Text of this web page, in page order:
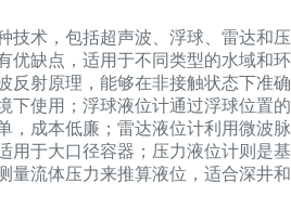
技术，包括超声波、浮球、雷达和压
优缺点，适用于不同类型的水域和环
反射原理，能够在非接触状态下准确
下使用；浮球液位计通过浮球位置的
，成本低廉；雷达液位计利用微波脉
用于大口径容器；压力液位计则是基
量流体压力来推算液位，适合深井和